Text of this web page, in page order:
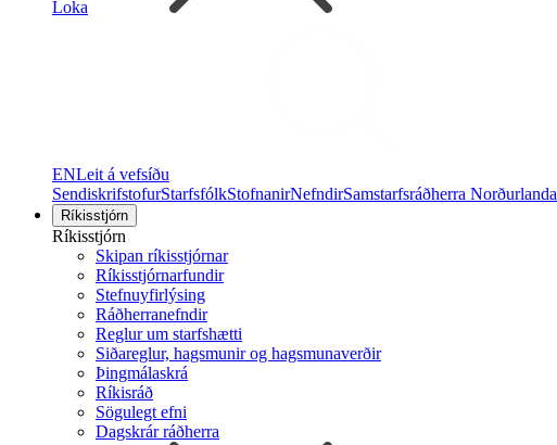
Loka
ENLeit á vefsíðu
SendiskrifstofurStarfsfólkStofnanirNefndirSamstarfsráðherra Norðurlanda
Ríkisstjórn
Ríkisstjórn
Skipan ríkisstjórnar
Ríkisstjórnarfundir
Stefnuyfirlýsing
Ráðherranefndir
Reglur um starfshætti
Siðareglur, hagsmunir og hagsmunaverðir
Þingmálaskrá
Ríkisráð
Sögulegt efni
Dagskrár ráðherra